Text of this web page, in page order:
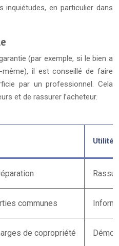
inquiétudes, en particulier dans
(par exemple, si le bien a
il est conseillé de faire
par un professionnel. Cela
et de rassurer l’acheteur.
Utilité
communes
de copropriété